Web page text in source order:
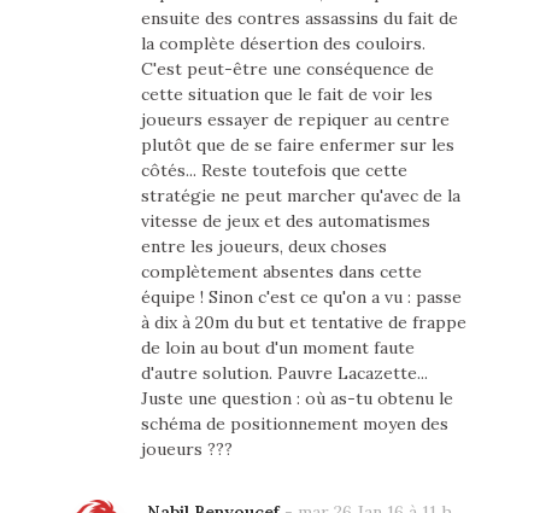
ensuite des contres assassins du fait de
la complète désertion des couloirs.
C'est peut-être une conséquence de
cette situation que le fait de voir les
joueurs essayer de repiquer au centre
plutôt que de se faire enfermer sur les
côtés... Reste toutefois que cette
stratégie ne peut marcher qu'avec de la
vitesse de jeux et des automatismes
entre les joueurs, deux choses
complètement absentes dans cette
équipe ! Sinon c'est ce qu'on a vu : passe
à dix à 20m du but et tentative de frappe
de loin au bout d'un moment faute
d'autre solution. Pauvre Lacazette...
Juste une question : où as-tu obtenu le
schéma de positionnement moyen des
joueurs ???